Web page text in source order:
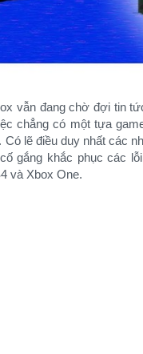
vẫn đang chờ đợi tin
chẳng có một tựa
Có lẽ điều duy nhất các
gắng khắc phục các
và Xbox One.​